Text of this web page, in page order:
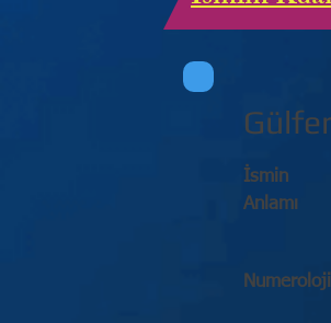
Gülfer
İsmin
Anlamı
Numeroloji